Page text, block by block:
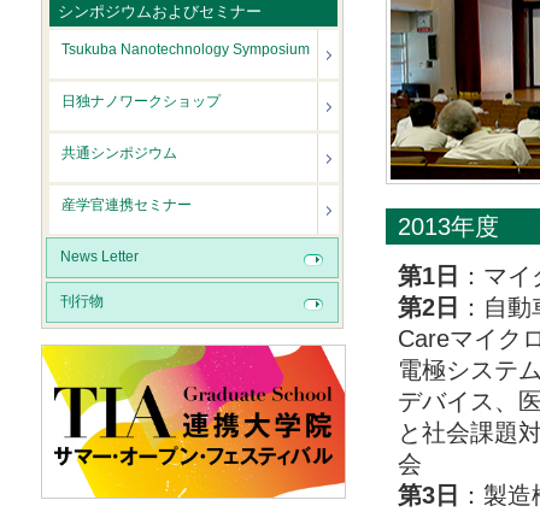
シンポジウムおよびセミナー
Tsukuba Nanotechnology Symposium
日独ナノワークショップ
共通シンポジウム
産学官連携セミナー
News Letter
刊行物
2013年度
第1日
：マ
第2日
：自
Careマイク
電極システ
デバイス、
と社会課題
会
第3日
：製